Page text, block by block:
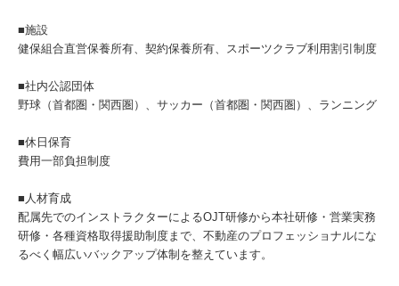
■施設
健保組合直営保養所有、契約保養所有、スポーツクラブ利用割引制度
■社内公認団体
野球（首都圏・関西圏）、サッカー（首都圏・関西圏）、ランニング
■休日保育
費用一部負担制度
■人材育成
配属先でのインストラクターによるOJT研修から本社研修・営業実務
研修・各種資格取得援助制度まで、不動産のプロフェッショナルにな
るべく幅広いバックアップ体制を整えています。